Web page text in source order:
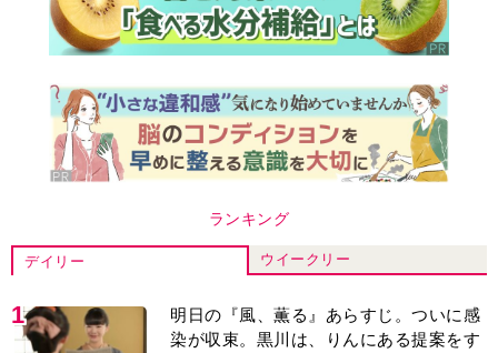
ランキング
デイリー ウイークリー
1
明日の『風、薫る』あらすじ。ついに感
染が収束。黒川は、りんにある提案をす